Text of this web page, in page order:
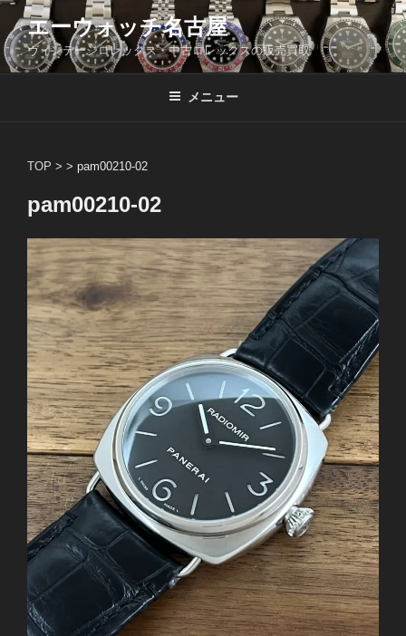
コ
ン
テ
ン
エーウォッチ名古屋
ヴィンテージロレックス・中古ロレックスの販売買取
メニュー
TOP > > pam00210-02
pam00210-02